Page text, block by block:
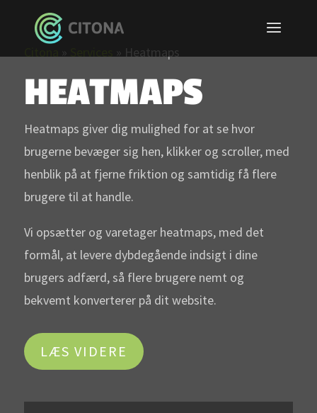
» » Heatmaps
HEATMAPS
Heatmaps giver dig mulighed for at se hvor
brugerne bevæger sig hen, klikker og scroller, med
henblik på at fjerne friktion og samtidig få flere
brugere til at handle.
Vi opsætter og varetager heatmaps, med det
formål, at levere dybdegående indsigt i dine
brugers adfærd, så flere brugere nemt og
bekvemt konverterer på dit website.
LÆS VIDERE